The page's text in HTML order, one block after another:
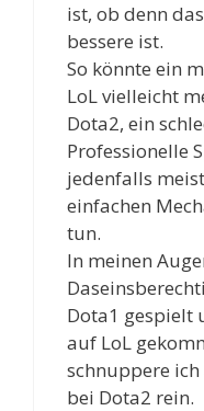
ist, ob denn
bessere ist.
So könnte ein
LoL vielleicht
Dota2, ein
Professionelle
jedenfalls
einfachen
tun.
In meinen
Dota1 gespielt
auf LoL
schnuppere
bei Dota2 rein.